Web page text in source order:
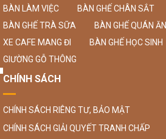
BÀN LÀM VIỆC BÀN GHẾ CHÂN SẮT
BÀN GHẾ TRÀ SỮA
BÀN GHẾ QUÁN ĂN
XE CAFE MANG ĐI
BÀN GHẾ HỌC SINH
GIƯỜNG GỖ THÔNG
CHÍNH SÁCH
CHÍNH SÁCH RIÊNG TƯ, BẢO MẬT
CHÍNH SÁCH GIẢI QUYẾT TRANH CHẤP